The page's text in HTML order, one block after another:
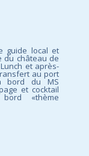
guide local et
du château de
et après-
au port
bord du MS
et cocktail
«thème